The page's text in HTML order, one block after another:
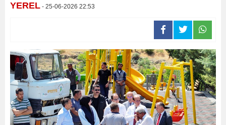
YEREL - 25-06-2026 22:53